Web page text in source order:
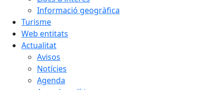
Informació geogràfica
Turisme
Web entitats
Actualitat
Avisos
Notícies
Agenda